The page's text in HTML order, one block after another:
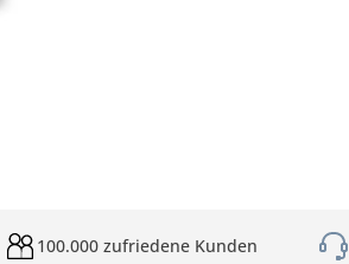
100.000 zufriedene Kunden